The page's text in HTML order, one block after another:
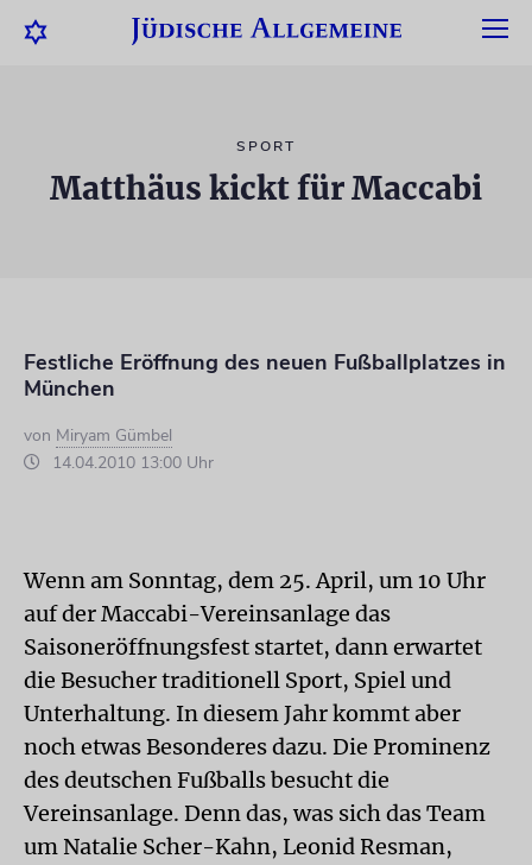
SPORT
Matthäus kickt für Maccabi
Festliche Eröffnung des neuen Fußballplatzes in
München
von Miryam Gümbel
14.04.2010 13:00 Uhr
Wenn am Sonntag, dem 25. April, um 10 Uhr
auf der Maccabi-Vereinsanlage das
Saisoneröffnungsfest startet, dann erwartet
die Besucher traditionell Sport, Spiel und
Unterhaltung. In diesem Jahr kommt aber
noch etwas Besonderes dazu. Die Prominenz
des deutschen Fußballs besucht die
Vereinsanlage. Denn das, was sich das Team
um Natalie Scher-Kahn, Leonid Resman,